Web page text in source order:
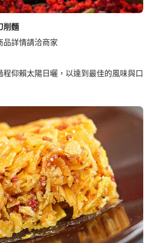
削麵
品詳情請洽商家
仰賴太陽日曬，以達到最佳的風味與口